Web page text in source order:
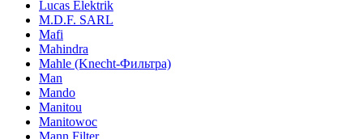
Lucas Elektrik
M.D.F. SARL
Mafi
Mahindra
Mahle (Knecht-Фильтра)
Man
Mando
Manitou
Manitowoc
Mann Filter